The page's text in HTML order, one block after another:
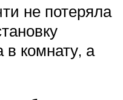
не потеряла
в комнату, а